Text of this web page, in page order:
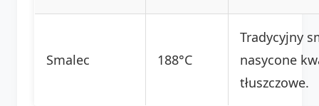
Smalec 188°C
Tradycyjny
nasycone
tłuszczowe.